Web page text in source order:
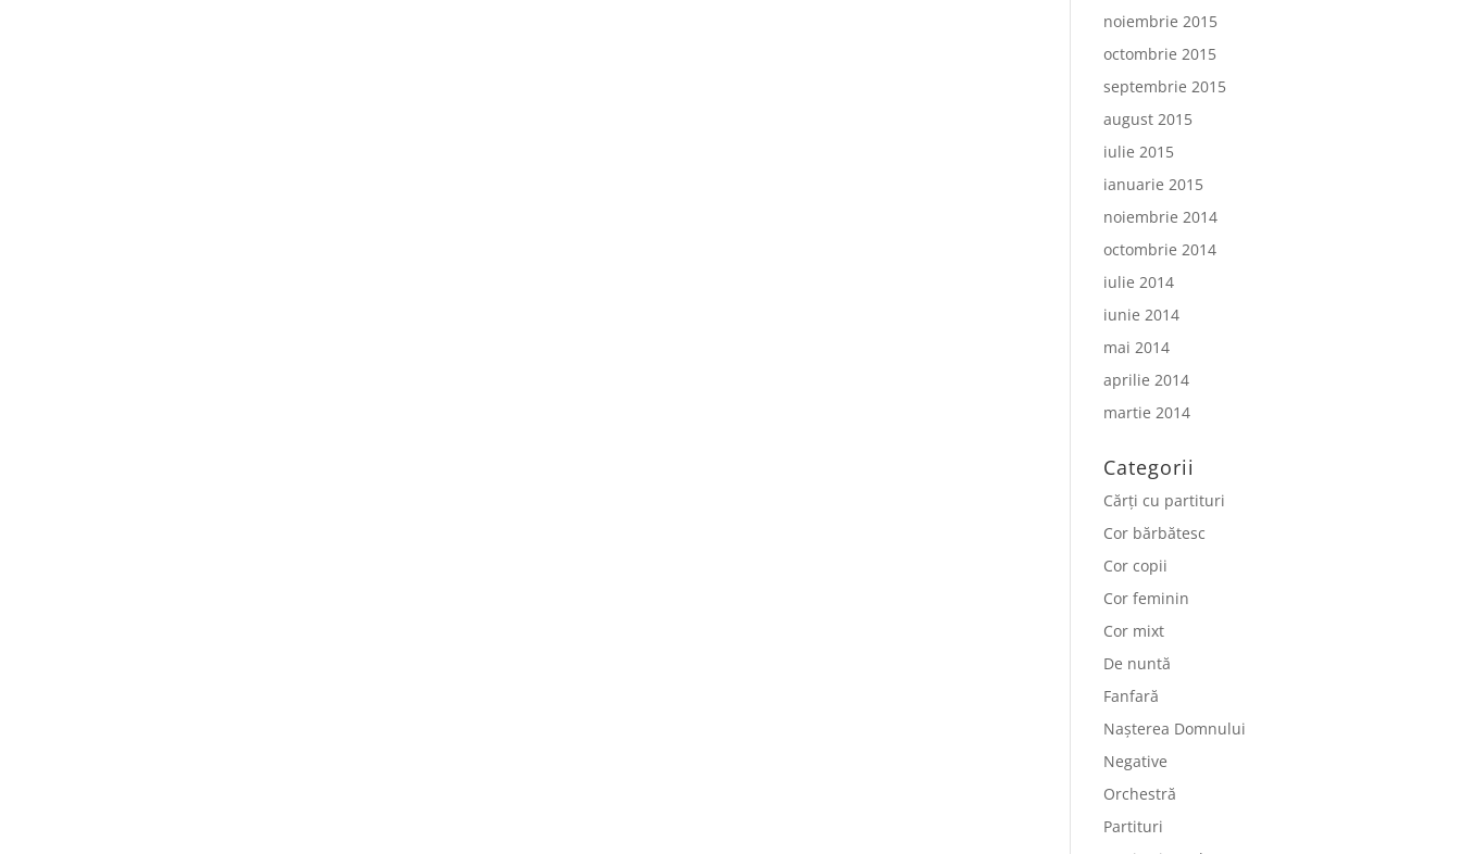
noiembrie 2015
octombrie 2015
septembrie 2015
august 2015
iulie 2015
ianuarie 2015
noiembrie 2014
octombrie 2014
iulie 2014
iunie 2014
mai 2014
aprilie 2014
martie 2014
Categorii
Cărți cu partituri
Cor bărbătesc
Cor copii
Cor feminin
Cor mixt
De nuntă
Fanfară
Nașterea Domnului
Negative
Orchestră
Partituri